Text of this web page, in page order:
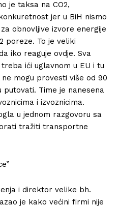
je taksa na CO2,
jer u BiH nismo
obnovljive izvore energije
poreze. To je veliki
iko reaguje ovdje. Sva
ići uglavnom u EU i tu
mogu provesti više od 90
Time je nanesena
i izvoznicima.
u jednom razgovoru sa
tražiti transportne
i direktor velike bh.
je kako većini firmi nije